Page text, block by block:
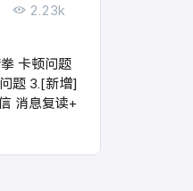
2.23k
卡顿问题
题 3.[新增]
消息复读+